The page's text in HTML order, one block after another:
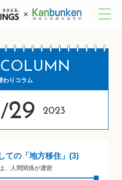
わりコラム
/29 2023
ての「地方移住」(3)
、人間関係が濃密